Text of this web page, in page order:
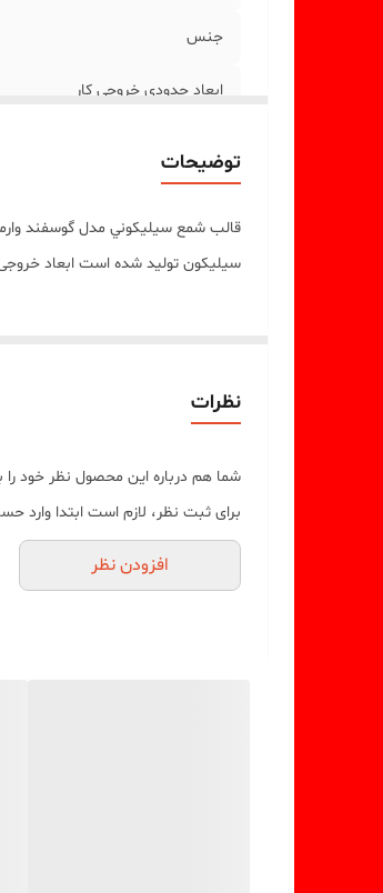
جنس
ابعاد حدودی خروجی کار
توضیحات
قالب شمع سيليکوني مدل گوسفند
سيليکون توليد شده است ابعاد خروجی با ارتفاع 2.5 سانت و
نظرات
شما هم درباره این محصول نظر خود را
برای ثبت نظر، لازم است ابتدا وارد
افزودن نظر